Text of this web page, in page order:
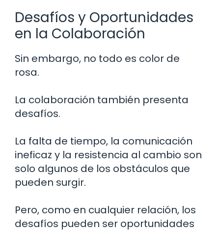
Desafíos y Oportunidades
en la Colaboración
Sin embargo, no todo es color de
rosa.
La colaboración también presenta
desafíos.
La falta de tiempo, la comunicación
ineficaz y la resistencia al cambio son
solo algunos de los obstáculos que
pueden surgir.
Pero, como en cualquier relación, los
desafíos pueden ser oportunidades